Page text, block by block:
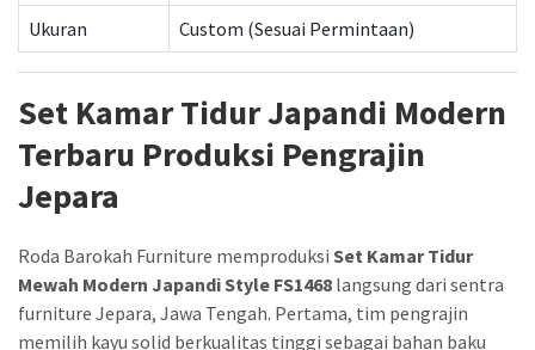
Ukuran
Custom (Sesuai Permintaan)
Set Kamar Tidur Japandi Modern
Terbaru Produksi Pengrajin
Jepara
Roda Barokah Furniture memproduksi Set Kamar Tidur
Mewah Modern Japandi Style FS1468 langsung dari sentra
furniture Jepara, Jawa Tengah. Pertama, tim pengrajin
memilih kayu solid berkualitas tinggi sebagai bahan baku